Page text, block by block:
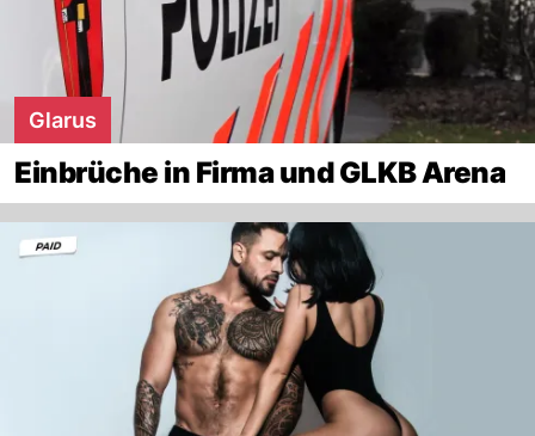
Glarus
Einbrüche in Firma und GLKB Arena